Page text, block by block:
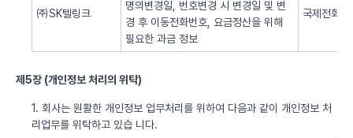
㈜SK텔링크
명의변경일, 번호변경 시 변경일 및 변
경 후 이동전화번호, 요금정산을 위해
필요한 과금 정보
국제전화
제5장 (개인정보 처리의 위탁)
1. 회사는 원활한 개인정보 업무처리를 위하여 다음과 같이 개인정보 처
리업무를 위탁하고 있습 니다.